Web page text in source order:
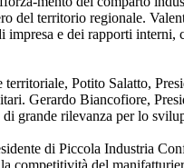
del territorio regionale.
impresa e dei rapporti interni,
territoriale, Potito Salatto,
Gerardo Biancofiore,
grande rilevanza per lo
di Piccola Industria
competitività del